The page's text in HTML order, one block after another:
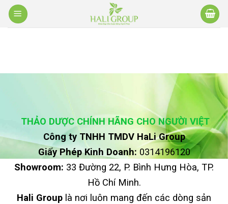
Bỏ
qua
THẢO DƯỢC CHÍNH HÃNG CHO NGƯỜI VIỆT
Công ty TNHH TMDV HaLi Group
Giấy Phép Kinh Doanh: 0314196120
Showroom: 33 Đường 22, P. Bình Hưng Hòa, TP.
Hồ Chí Minh.
Hali Group là nơi luôn mang đến các dòng sản